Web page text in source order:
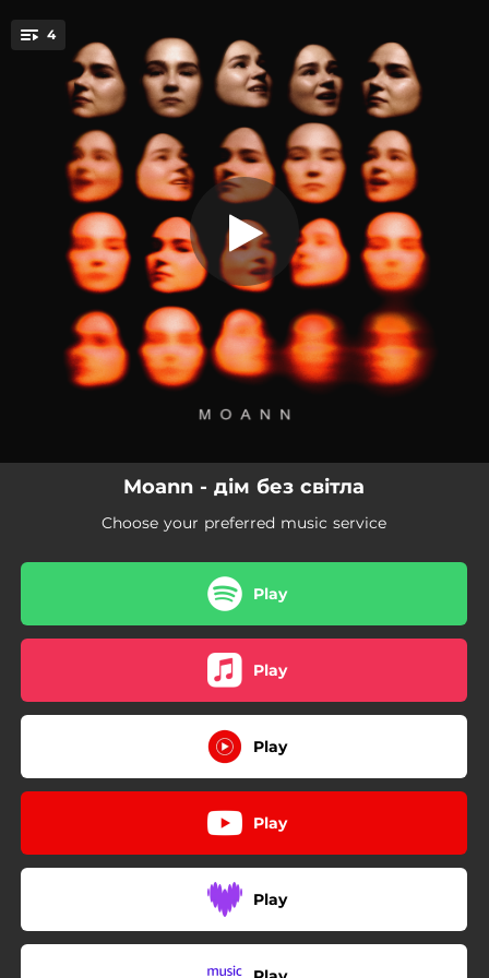
You're all set!
4 під водою
під водою
те саме
дім без світла
Moann - дім без світла
Choose your preferred music service
Play
Play
Play
Play
Play